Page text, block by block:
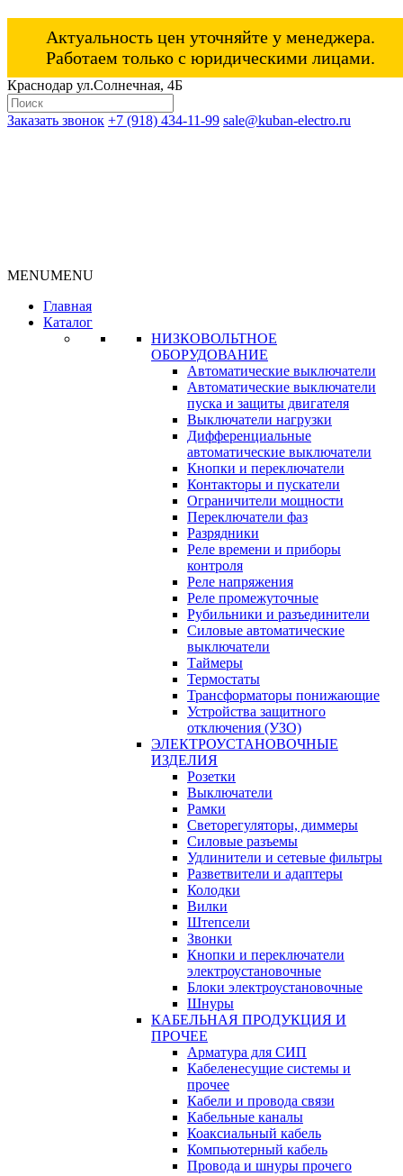
Актуальность цен уточняйте у менеджера.
Работаем только с юридическими лицами.
Краснодар ул.Солнечная, 4Б
Заказать звонок +7 (918) 434-11-99 sale@kuban-electro.ru
MENUMENU
Главная
Каталог
НИЗКОВОЛЬТНОЕ
ОБОРУДОВАНИЕ
Автоматические выключатели
Автоматические выключатели
пуска и защиты двигателя
Выключатели нагрузки
Дифференциальные
автоматические выключатели
Кнопки и переключатели
Контакторы и пускатели
Ограничители мощности
Переключатели фаз
Разрядники
Реле времени и приборы
контроля
Реле напряжения
Реле промежуточные
Рубильники и разъединители
Силовые автоматические
выключатели
Таймеры
Термостаты
Трансформаторы понижающие
Устройства защитного
отключения (УЗО)
ЭЛЕКТРОУСТАНОВОЧНЫЕ
ИЗДЕЛИЯ
Розетки
Выключатели
Рамки
Светорегуляторы, диммеры
Силовые разъемы
Удлинители и сетевые фильтры
Разветвители и адаптеры
Колодки
Вилки
Штепсели
Звонки
Кнопки и переключатели
электроустановочные
Блоки электроустановочные
Шнуры
КАБЕЛЬНАЯ ПРОДУКЦИЯ И
ПРОЧЕЕ
Арматура для СИП
Кабеленесущие системы и
прочее
Кабели и провода связи
Кабельные каналы
Коаксиальный кабель
Компьютерный кабель
Провода и шнуры прочего